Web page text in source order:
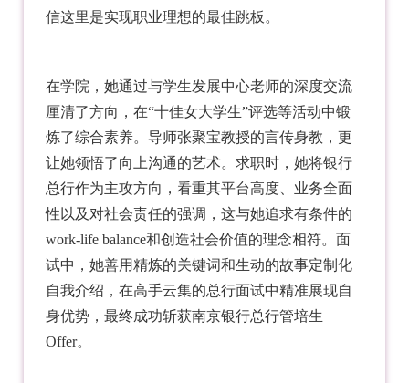
信这里是实现职业理想的最佳跳板。
在学院，她通过与学生发展中心老师的深度交流
厘清了方向，在“十佳女大学生”评选等活动中锻
炼了综合素养。导师张聚宝教授的言传身教，更
让她领悟了向上沟通的艺术。求职时，她将银行
总行作为主攻方向，看重其平台高度、业务全面
性以及对社会责任的强调，这与她追求有条件的
work-life balance和创造社会价值的理念相符。面
试中，她善用精炼的关键词和生动的故事定制化
自我介绍，在高手云集的总行面试中精准展现自
身优势，最终成功斩获南京银行总行管培生
Offer。